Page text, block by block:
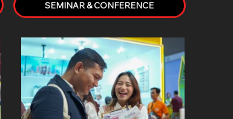
SEMINAR & CONFERENCE